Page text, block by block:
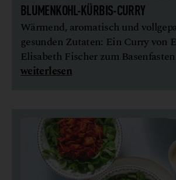
BLUMENKOHL-KÜRBIS-CURRY
Wärmend, aromatisch und
gesunden Zutaten: Ein Curry von
Elisabeth Fischer zum
weiterlesen